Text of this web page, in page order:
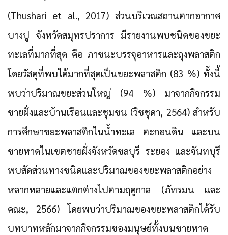
(Thushari et al., 2017) ส่วนบริเวณสถานตากอากาศ
บางปู จังหวัดสมุทรปราการ มีรายงานพบชนิดของขยะ
ทะเลที่มากที่สุด คือ ภาชนะบรรจุอาหารและถุงพลาสติก
โดยวัสดุที่พบได้มากที่สุดเป็นขยะพลาสติก (83 %) ทั้งนี้
พบว่าปริมาณขยะส่วนใหญ่ (94 %) มาจากกิจกรรม
ชายฝั่งและบ้านเรือนและชุมชน (วิชชุดา, 2564) สำหรับ
การศึกษาขยะพลาสติกในน้ำทะเล ตะกอนดิน และบน
ชายหาดในเขตชายฝั่งจังหวัดชลบุรี ระยอง และจันทบุรี
พบสัดส่วนทางชนิดและปริมาณของขยะพลาสติกอย่าง
หลากหลายและแตกต่างไปตามฤดูกาล (ภัทรมน และ
คณะ, 2566) โดยพบว่าปริมาณของขยะพลาสติกได้รับ
บทบาทหลักมาจากกิจกรรมของมนุษย์ทั้งบนชายหาด